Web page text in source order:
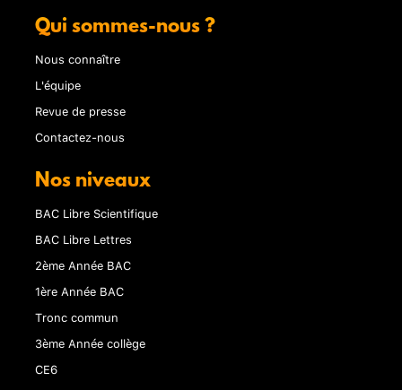
Qui sommes-nous ?
Nous connaître
L'équipe
Revue de presse
Contactez-nous
Nos niveaux
BAC Libre Scientifique
BAC Libre Lettres
2ème Année BAC
1ère Année BAC
Tronc commun
3ème Année collège
CE6